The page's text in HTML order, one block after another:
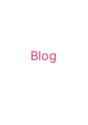
Blog